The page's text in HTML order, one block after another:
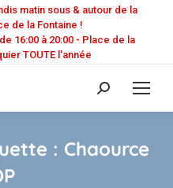
matin sous & autour de la
de la Fontaine !
16:00 à 20:00 - Place de la
TOUTE l'année
Recherche
:
: Chaource